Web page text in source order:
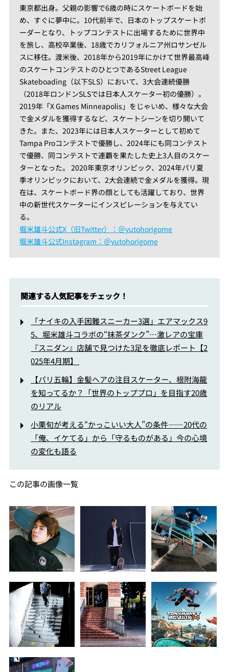
東京都出身。父親の影響で6歳の時にスケートボードを始
め、すぐに夢中に。10代前半で、日本のトップスケートボ
ーダーとなり、トップコンテストに出場するために世界中
を旅し、高校卒業後、18歳でカリフォルニア州ロサンゼル
スに移住。渡米後、2018年から2019年にかけて世界最高峰
のスケートコンテストのひとつであるStreet League
Skateboading（以下SLS）において、3大会連続優勝
（2018年ロンドンSLSでは日本人スケーター初の優勝）。
2019年「X Games Minneapolis」をじゃいめ、様々な大会
で金メダルを獲得するなど、スケートシーンを切り開いて
きた。また、2023年には日本人スケーターとして初めて
Tampa Proコンテストで優勝し、2024年にも同コンテスト
で優勝、同コンテストで連覇を果たした史上3人目のスケー
ターとなった。 2020年東京オリンピック、2024年パリ夏
季オリンピックにおいて、2大会連続で金メダルを獲得。現
在は、スケートボード界の顔としても活躍しており、世界
中の新世代スケーターにインスピレーションを与えてい
る。
堀米雄斗公式X（旧Twitter）：＠yutohorigome
堀米雄斗公式Instagram ：＠yutohorigome
関連する人気記事をチェック！
「ナイキの入手困難スニーカー3選」エアマックス9
5、堀米雄斗コラボの“抹茶ダンク”…激レアの宝庫
『スニダン』店舗で見つけた3足を徹底レポート【2
025年4月期】
【パリ五輪】金髪ヘアの注目スケーター、根附海龍
を知ってるか？「世界のトッププロ」を目指す20歳
のリアル
小栗旬が考える“かっこいい大人”の条件――20代の
「俺、イケてる」から「守るものがある」今の心境
の変化も語る
この記事の画像一覧